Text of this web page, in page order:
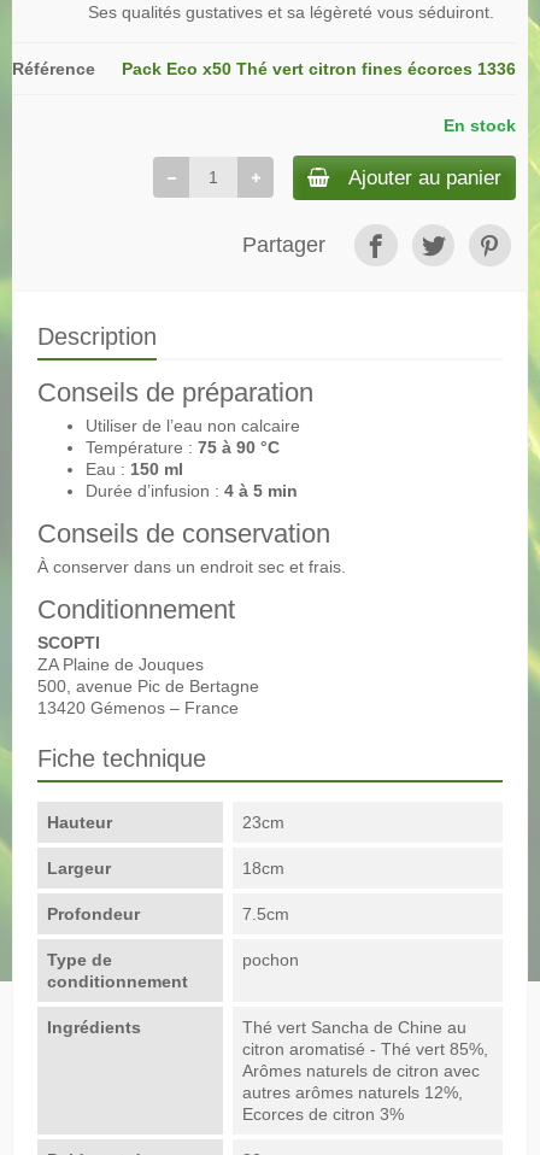
Ses qualités gustatives et sa légèreté vous séduiront.
Référence Pack Eco x50 Thé vert citron fines écorces 1336
En stock
Ajouter au panier
Partager
Description
Conseils de préparation
Utiliser de l’eau non calcaire
Température : 75 à 90 °C
Eau : 150 ml
Durée d’infusion : 4 à 5 min
Conseils de conservation
À conserver dans un endroit sec et frais.
Conditionnement
SCOPTI
ZA Plaine de Jouques
500, avenue Pic de Bertagne
13420 Gémenos – France
Fiche technique
Hauteur 23cm
Largeur 18cm
Profondeur 7.5cm
Type de
conditionnement
pochon
Ingrédients
Thé vert Sancha de Chine au
citron aromatisé - Thé vert 85%,
Arômes naturels de citron avec
autres arômes naturels 12%,
Ecorces de citron 3%